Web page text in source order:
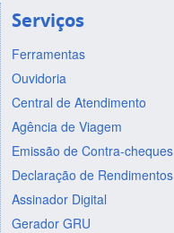
Serviços
Ferramentas
Ouvidoria
Central de Atendimento
Agência de Viagem
Emissão de Contra-cheques
Declaração de Rendimentos
Assinador Digital
Gerador GRU